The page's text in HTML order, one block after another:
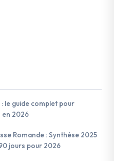
le guide complet pour
2026
Romande : Synthèse 2025
jours pour 2026